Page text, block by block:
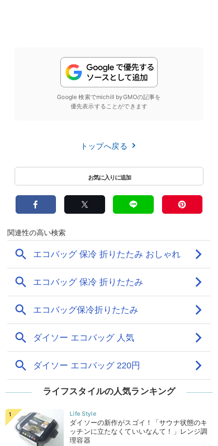
Google 検索でmichill byGMOの記事を
優先表示することができます
トップへ戻る
ライフスタイルの人気ランキング
ダイソーの新作がスゴイ！「サウナ状態のキ
ッチンに立たなくていいなんて！」レンジ調
理容器